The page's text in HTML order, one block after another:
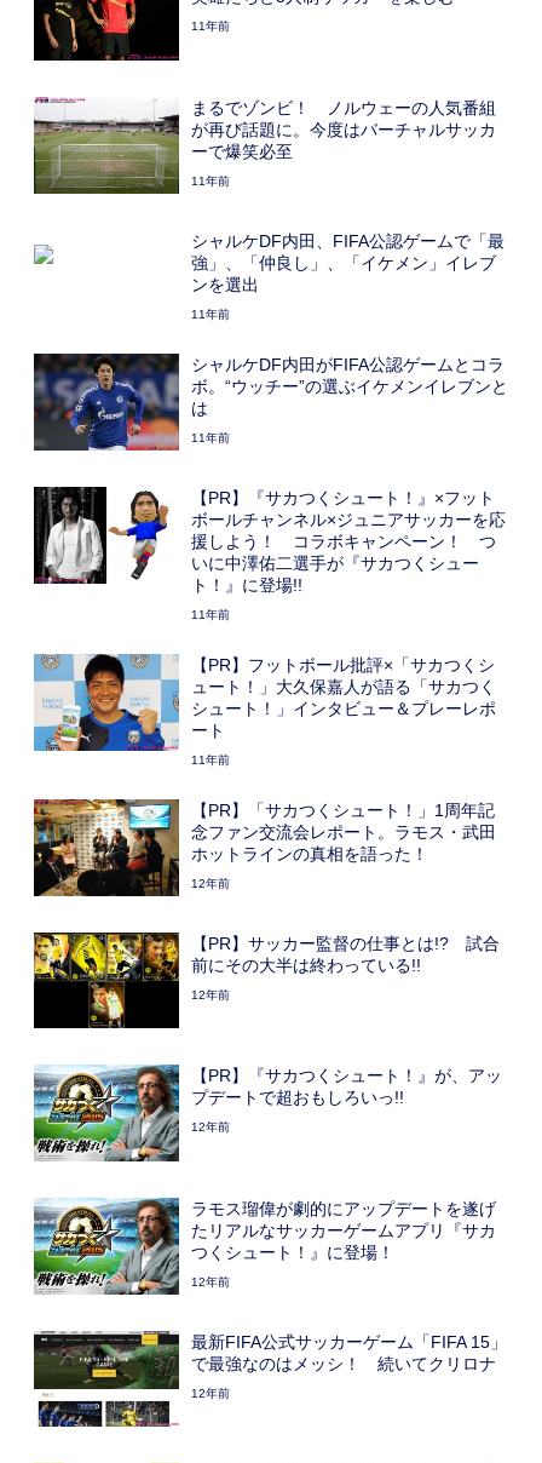
11年前
まるでゾンビ！ ノルウェーの人気番組
が再び話題に。今度はバーチャルサッカ
ーで爆笑必至
11年前
シャルケDF内田、FIFA公認ゲームで「最
強」、「仲良し」、「イケメン」イレブ
ンを選出
11年前
シャルケDF内田がFIFA公認ゲームとコラ
ボ。“ウッチー”の選ぶイケメンイレブンと
は
11年前
【PR】『サカつくシュート！』×フット
ボールチャンネル×ジュニアサッカーを応
援しよう！ コラボキャンペーン！ つ
いに中澤佑二選手が『サカつくシュー
ト！』に登場!!
11年前
【PR】フットボール批評×「サカつくシ
ュート！」大久保嘉人が語る「サカつく
シュート！」インタビュー＆プレーレポ
ート
11年前
【PR】「サカつくシュート！」1周年記
念ファン交流会レポート。ラモス・武田
ホットラインの真相を語った！
12年前
【PR】サッカー監督の仕事とは!? 試合
前にその大半は終わっている!!
12年前
【PR】『サカつくシュート！』が、アッ
プデートで超おもしろいっ!!
12年前
ラモス瑠偉が劇的にアップデートを遂げ
たリアルなサッカーゲームアプリ『サカ
つくシュート！』に登場！
12年前
最新FIFA公式サッカーゲーム「FIFA 15」
で最強なのはメッシ！ 続いてクリロナ
12年前